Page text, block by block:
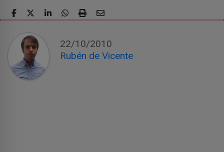
22/10/2010
Rubén de Vicente